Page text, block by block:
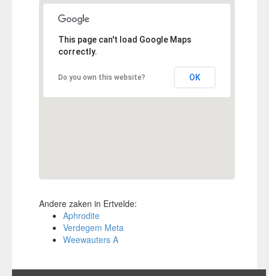
This page can't load Google Maps
correctly.
Do you own this website? OK
Andere zaken in Ertvelde:
Aphrodite
Verdegem Meta
Weewauters A